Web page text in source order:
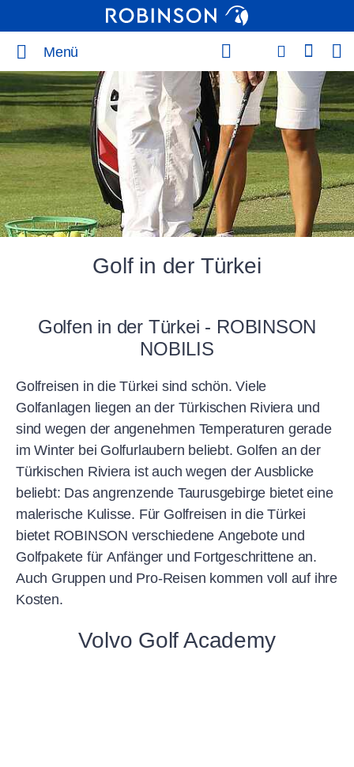
Menü
Golf in der Türkei
Golfen in der Türkei - ROBINSON
NOBILIS
Golfreisen in die Türkei sind schön. Viele
Golfanlagen liegen an der Türkischen Riviera und
sind wegen der angenehmen Temperaturen gerade
im Winter bei Golfurlaubern beliebt. Golfen an der
Türkischen Riviera ist auch wegen der Ausblicke
beliebt: Das angrenzende Taurusgebirge bietet eine
malerische Kulisse. Für Golfreisen in die Türkei
bietet ROBINSON verschiedene Angebote und
Golfpakete für Anfänger und Fortgeschrittene an.
Auch Gruppen und Pro-Reisen kommen voll auf ihre
Kosten.
Volvo Golf Academy